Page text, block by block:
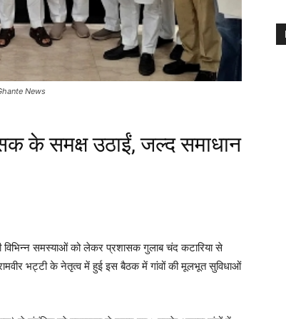
News
के समक्ष उठाईं, जल्द समाधान
विभिन्न समस्याओं को लेकर प्रशासक गुलाब चंद कटारिया से
भट्टी के नेतृत्व में हुई इस बैठक में गांवों की मूलभूत सुविधाओं